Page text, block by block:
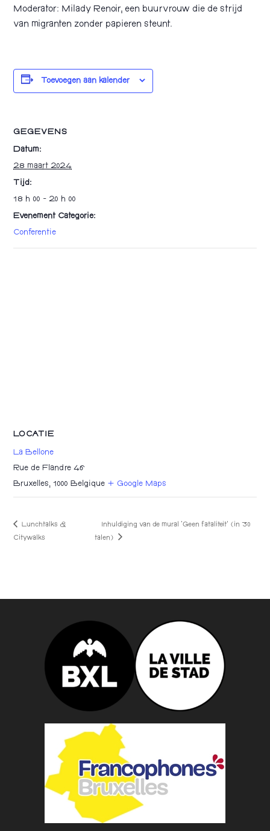
Moderator: Milady Renoir, een buurvrouw die de strijd
van migranten zonder papieren steunt.
Toevoegen aan kalender
GEGEVENS
Datum:
28 maart 2024
Tijd:
18 h 00 - 20 h 00
Evenement Categorie:
Conferentie
LOCATIE
La Bellone
Rue de Flandre 46
Bruxelles 1000 Belgique + Google Maps
Lunchtalks &
Citywalks
Inhuldiging van de mural ‘Geen fataliteit’ (in 30
talen)